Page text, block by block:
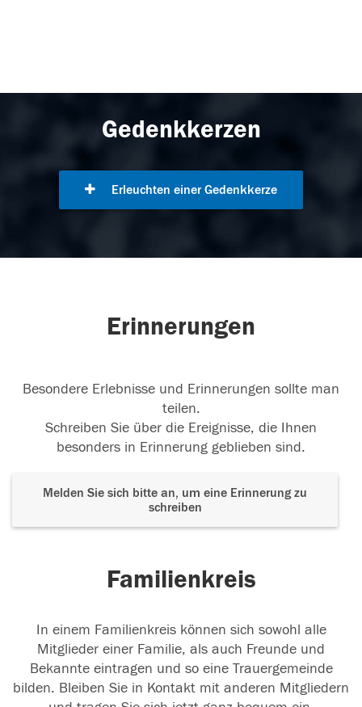
Gedenkkerzen
Erleuchten einer Gedenkkerze
Erinnerungen
Besondere Erlebnisse und Erinnerungen sollte man
teilen.
Schreiben Sie über die Ereignisse, die Ihnen
besonders in Erinnerung geblieben sind.
Melden Sie sich bitte an, um eine Erinnerung zu
schreiben
Familienkreis
In einem Familienkreis können sich sowohl alle
Mitglieder einer Familie, als auch Freunde und
Bekannte eintragen und so eine Trauergemeinde
bilden. Bleiben Sie in Kontakt mit anderen Mitgliedern